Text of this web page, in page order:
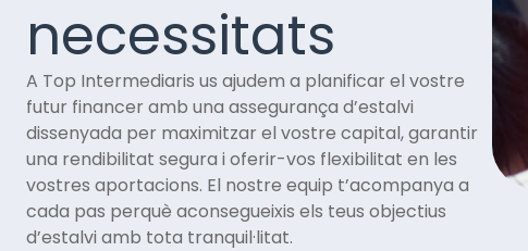
necessitats
A Top Intermediaris us ajudem a planificar el vostre
futur financer amb una assegurança d’estalvi
dissenyada per maximitzar el vostre capital, garantir
una rendibilitat segura i oferir-vos flexibilitat en les
vostres aportacions. El nostre equip t’acompanya a
cada pas perquè aconsegueixis els teus objectius
d’estalvi amb tota tranquil·litat.